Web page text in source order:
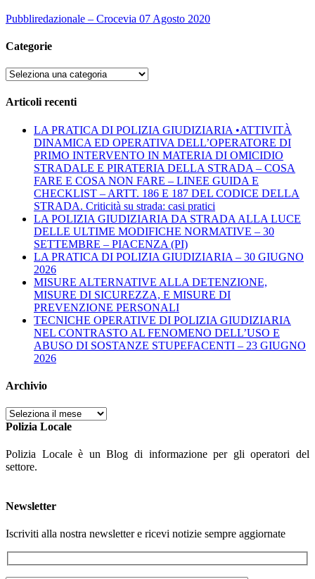
Pubbliredazionale – Crocevia 07 Agosto 2020
Categorie
Categorie
Articoli recenti
LA PRATICA DI POLIZIA GIUDIZIARIA •ATTIVITÀ
DINAMICA ED OPERATIVA DELL’OPERATORE DI
PRIMO INTERVENTO IN MATERIA DI OMICIDIO
STRADALE E PIRATERIA DELLA STRADA – COSA
FARE E COSA NON FARE – LINEE GUIDA E
CHECKLIST – ARTT. 186 E 187 DEL CODICE DELLA
STRADA. Criticità su strada: casi pratici
LA POLIZIA GIUDIZIARIA DA STRADA ALLA LUCE
DELLE ULTIME MODIFICHE NORMATIVE – 30
SETTEMBRE – PIACENZA (PI)
LA PRATICA DI POLIZIA GIUDIZIARIA – 30 GIUGNO
2026
MISURE ALTERNATIVE ALLA DETENZIONE,
MISURE DI SICUREZZA, E MISURE DI
PREVENZIONE PERSONALI
TECNICHE OPERATIVE DI POLIZIA GIUDIZIARIA
NEL CONTRASTO AL FENOMENO DELL’USO E
ABUSO DI SOSTANZE STUPEFACENTI – 23 GIUGNO
2026
Archivio
Archivio
Polizia Locale
Polizia Locale è un Blog di informazione per gli operatori del
settore.
Newsletter
Iscriviti alla nostra newsletter e ricevi notizie sempre aggiornate